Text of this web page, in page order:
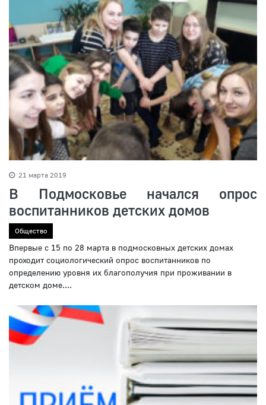
21 марта 2019
В Подмосковье начался опрос
воспитанников детских домов
Общество
Впервые с 15 по 28 марта в подмосковных детских домах
проходит социологический опрос воспитанников по
определению уровня их благополучия при проживании в
детском доме....